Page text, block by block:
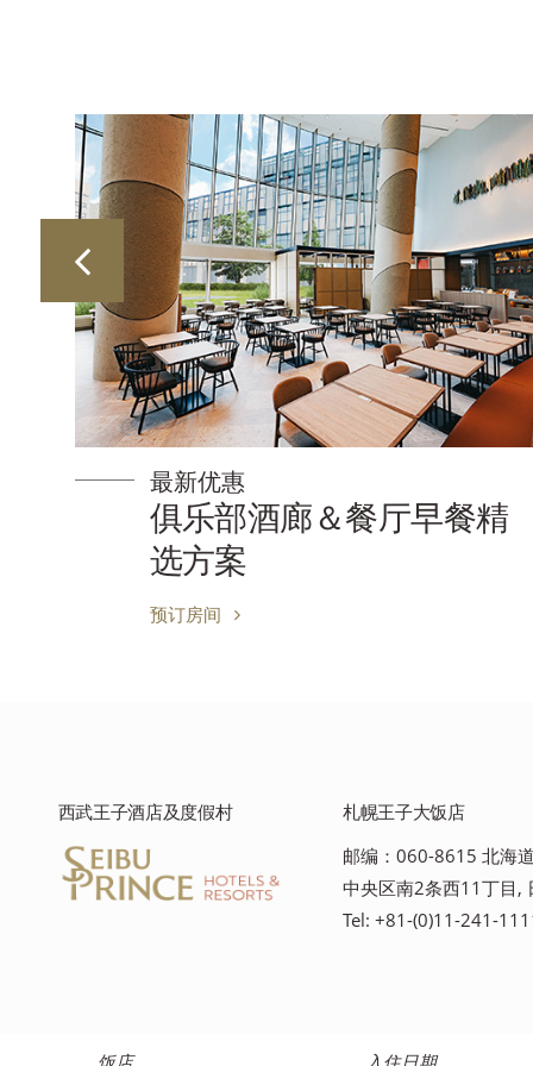
最新优惠
俱乐部酒廊＆餐厅早餐精
选方案
预订房间
西武王子酒店及度假村
札幌王子大饭店
邮编：060-8615 北海
中央区南2条西11丁目,
Tel: +81-(0)11-241-